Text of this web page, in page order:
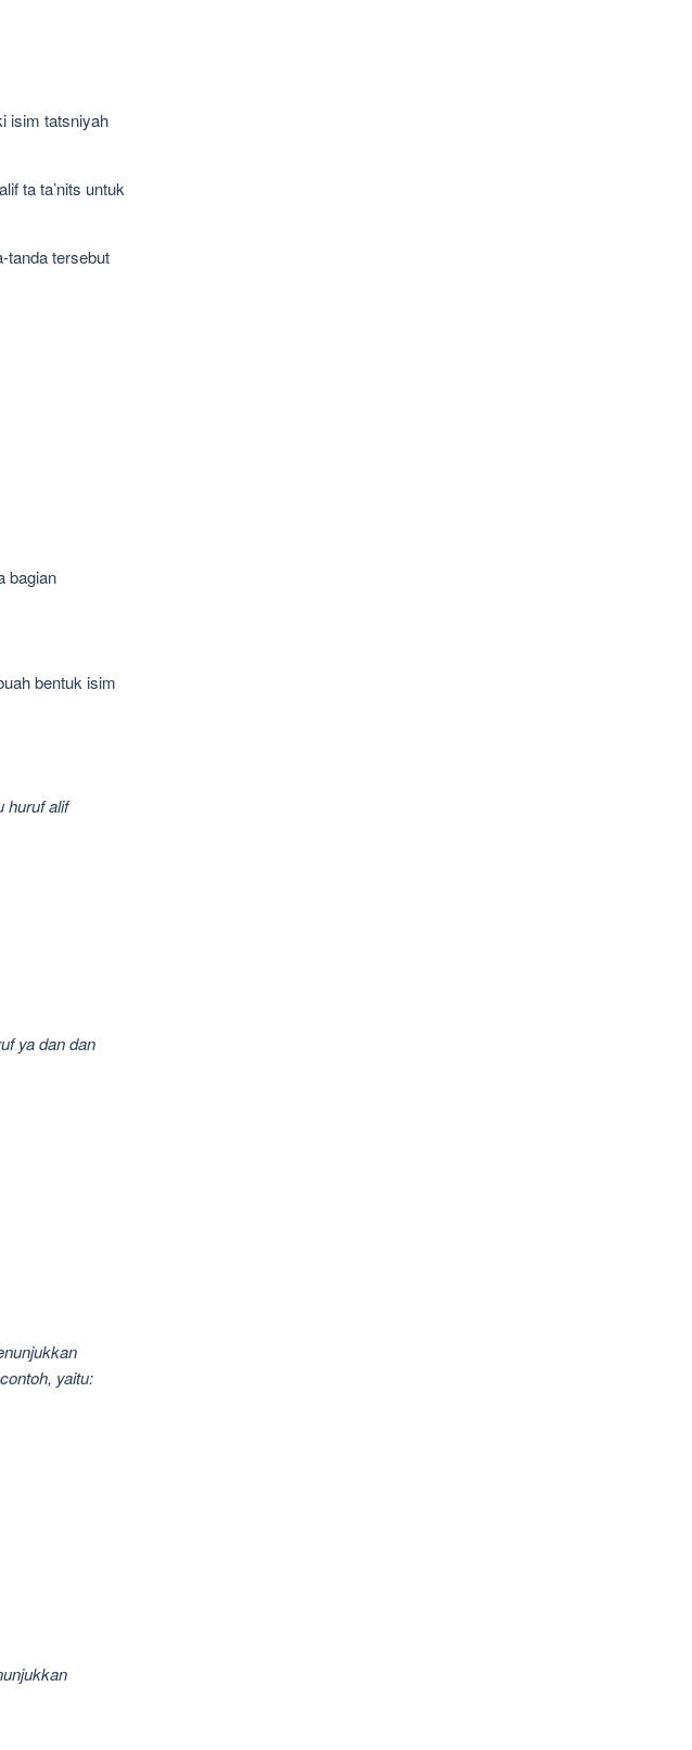
isim tatsniyah
ta ta’nits untuk
tanda tersebut
bagian
bentuk isim
huruf alif
ya dan dan
yaitu: